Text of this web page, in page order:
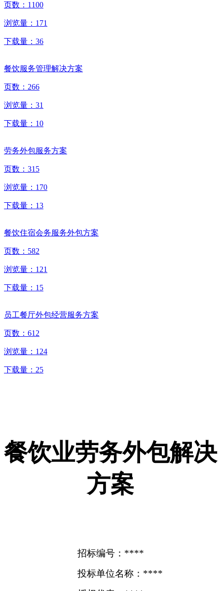
页数： 1100
浏览量： 171
下载量： 36
餐饮服务管理解决方案
页数： 266
浏览量： 31
下载量： 10
劳务外包服务方案
页数： 315
浏览量： 170
下载量： 13
餐饮住宿会务服务外包方案
页数： 582
浏览量： 121
下载量： 15
员工餐厅外包经营服务方案
页数： 612
浏览量： 124
下载量： 25
餐饮业劳务外包解决
方案
招标编号：****
投标单位名称：****